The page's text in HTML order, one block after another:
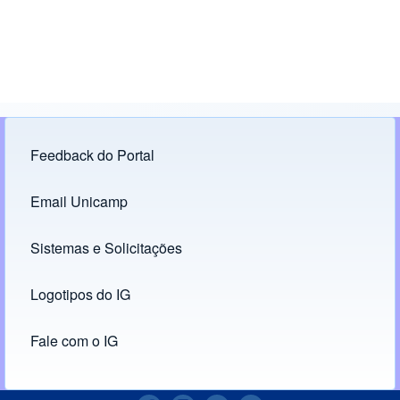
Footer menu
Feedback do Portal
Links
Email Unicamp
(opens in new tab)
Sistemas e Solicitações
(opens in new tab)
Logotipos do IG
(opens in new tab)
Fale com o IG